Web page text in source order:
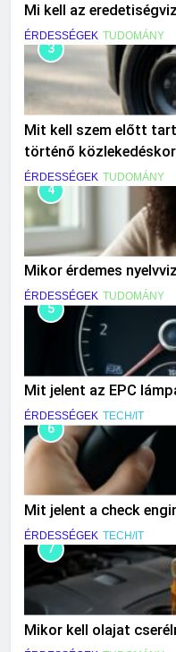
Mi kell az
ÉRDESSÉGEK TUDOMÁNY
3
Mit kell szem előtt
történő
ÉRDESSÉGEK TUDOMÁNY
4
Mikor érdemes
ÉRDESSÉGEK TUDOMÁNY
5
Mit jelent az EPC
ÉRDESSÉGEK TECH/IT
6
Mit jelent a check
ÉRDESSÉGEK TECH/IT
7
Mikor kell olajat